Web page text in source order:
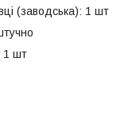
(заводська): 1 шт
1 шт